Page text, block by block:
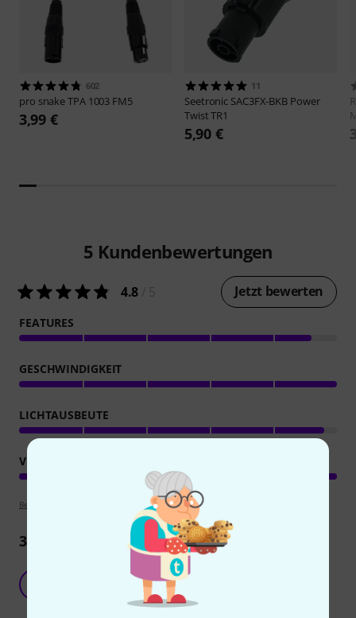
602
pro snakeTPA 1003 FM5
3,99 €
11
Seetronic SAC3FX-BKB Power
Twist TR1
5,90 €
5 Kundenbewertungen
4.8 Jetzt bewerten
FEATURES
GESCHWINDIGKEIT
LICHTAUSBEUTE
VERARBEITUNG
Bewertungsrichtlinien
3Rezensionen
Solider kleiner SMD-LED Fluter
René Britten 19.06.2026